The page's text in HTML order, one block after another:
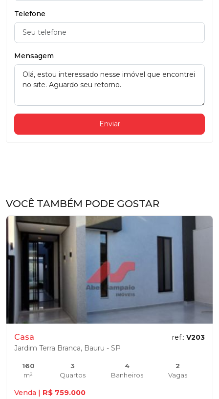
Telefone
Mensagem
Enviar
VOCÊ TAMBÉM PODE GOSTAR
Casa ref.: V203
Jardim Terra Branca, Bauru - SP
160
m²
3
Quartos
4
Banheiros
2
Vagas
Venda | R$ 759.000